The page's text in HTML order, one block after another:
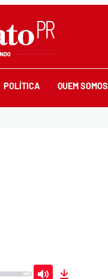
POLÍTICA QUEM SOMOS